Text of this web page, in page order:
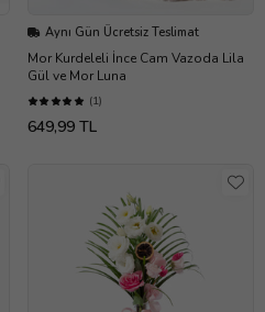
Aynı Gün Ücretsiz Teslimat
Mor Kurdeleli İnce Cam Vazoda Lila
Gül ve Mor Luna
(1)
649,99 TL